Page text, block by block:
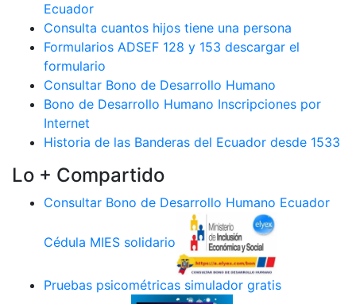
Ecuador
Consulta cuantos hijos tiene una persona
Formularios ADSEF 128 y 153 descargar el
formulario
Consultar Bono de Desarrollo Humano
Bono de Desarrollo Humano Inscripciones por
Internet
Historia de las Banderas del Ecuador desde 1533
Lo + Compartido
Consultar Bono de Desarrollo Humano Ecuador
Cédula MIES solidario
Pruebas psicométricas simulador gratis